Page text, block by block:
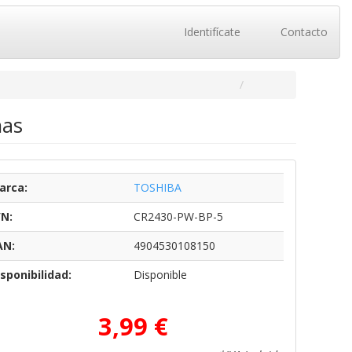
Identifícate Contacto
TOSHIBA
CR2430-PW-BP-5
4904530108150
Disponible
3,99 €